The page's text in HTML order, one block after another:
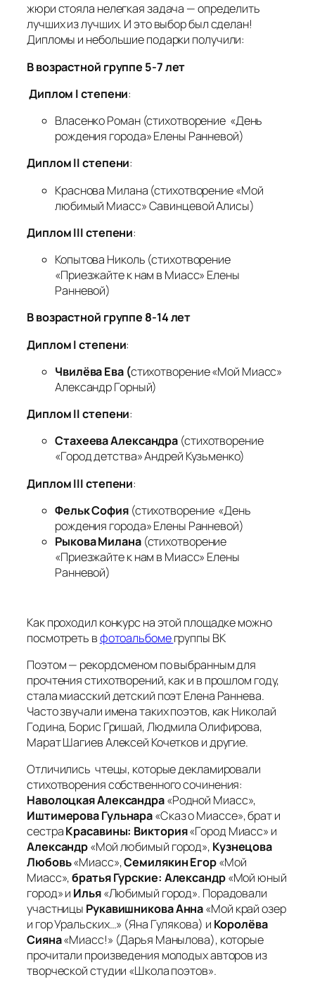
жюри стояла нелегкая задача — определить
лучших из лучших. И это выбор был сделан!
Дипломы и небольшие подарки получили:
Ввозрастной группе 5-7 лет
Диплом Iстепени:
Власенко Роман (стихотворение «День
рождения города» Елены Ранневой)
ДипломIIстепени:
Краснова Милана (стихотворение «Мой
любимый Миасс» Савинцевой Алисы)
ДипломIIIстепени:
Копытова Николь (стихотворение
«Приезжайте к нам в Миасс» Елены
Ранневой)
Ввозрастной группе 8-14 лет
ДипломIстепени:
Чвилёва Ева (стихотворение «Мой Миасс»
Александр Горный)
ДипломIIстепени:
Стахеева Александра (стихотворение
«Город детства» Андрей Кузьменко)
ДипломIIIстепени:
Фельк София(стихотворение «День
рождения города» Елены Ранневой)
Рыкова Милана (стихотворение
«Приезжайте к нам в Миасс» Елены
Ранневой)
Как проходил конкурс на этой площадке можно
посмотреть вфотоальбомегруппы ВК
Поэтом — рекордсменом по выбранным для
прочтения стихотворений, как и в прошлом году,
стала миасский детский поэт Елена Раннева.
Часто звучали имена таких поэтов, как Николай
Година, Борис Гришай, Людмила Олифирова,
Марат Шагиев Алексей Кочетков и другие.
Отличились чтецы, которые декламировали
стихотворения собственного сочинения:
Наволоцкая Александра«Родной Миасс»,
Иштимерова Гульнара«Сказ о Миассе», брат и
сестраКрасавины: Виктория«Город Миасс» и
Александр«Мой любимый город», Кузнецова
Любовь«Миасс»,Семилякин Егор«Мой
Миасс»,братья Гурские: Александр«Мой юный
город» и Илья«Любимый город». Порадовали
участницы Рукавишникова Анна«Мой край озер
и гор Уральских…» (Яна Гулякова) и Королёва
Сияна«Миасс!» (Дарья Манылова), которые
прочитали произведения молодых авторов из
творческой студии «Школа поэтов».